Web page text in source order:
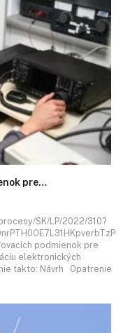
pre…
SK/LP/2022/310?
podmienok pre
elektronických
takto: Návrh Opatrenie